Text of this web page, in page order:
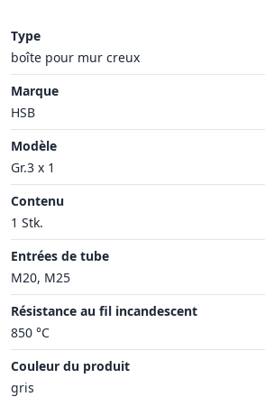
Type
boîte pour mur creux
Marque
HSB
Modèle
Gr.3 x 1
Contenu
1 Stk.
Entrées de tube
M20, M25
Résistance au fil incandescent
850 °C
Couleur du produit
gris